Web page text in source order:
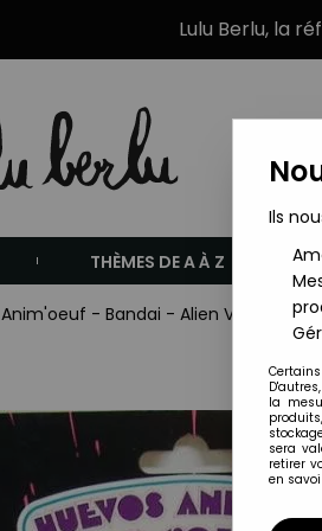
Lulu Berlu, la
THÈMES DE A À Z
Anim'oeuf - Bandai - Alien Valtan
Ils
la
sera
retirer
en